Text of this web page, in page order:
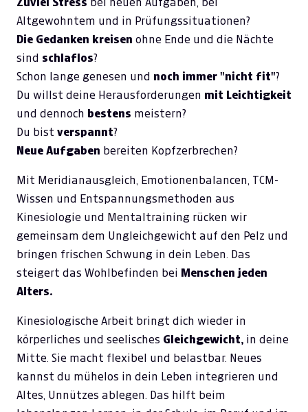
Zuviel Stress
Altgewohntem und in Prüfungssituationen?
Die Gedanken kreisen ohne Ende und die Nächte
sind schlaflos?
Schon lange genesen und noch immer "nicht fit"?
Du willst deine Herausforderungen mit Leichtigkeit
und dennoch bestens meistern?
Du bist verspannt?
Neue Aufgaben bereiten Kopfzerbrechen?
Mit Meridianausgleich, Emotionenbalancen, TCM-
Wissen und Entspannungsmethoden aus
Kinesiologie und Mentaltraining rücken wir
gemeinsam dem Ungleichgewicht auf den Pelz und
bringen frischen Schwung in dein Leben. Das
steigert das Wohlbefinden bei Menschen jeden
Alters.
Kinesiologische Arbeit bringt dich wieder in
körperliches und seelisches Gleichgewicht, in deine
Mitte. Sie macht flexibel und belastbar. Neues
kannst du mühelos in dein Leben integrieren und
Altes, Unnützes ablegen. Das hilft beim